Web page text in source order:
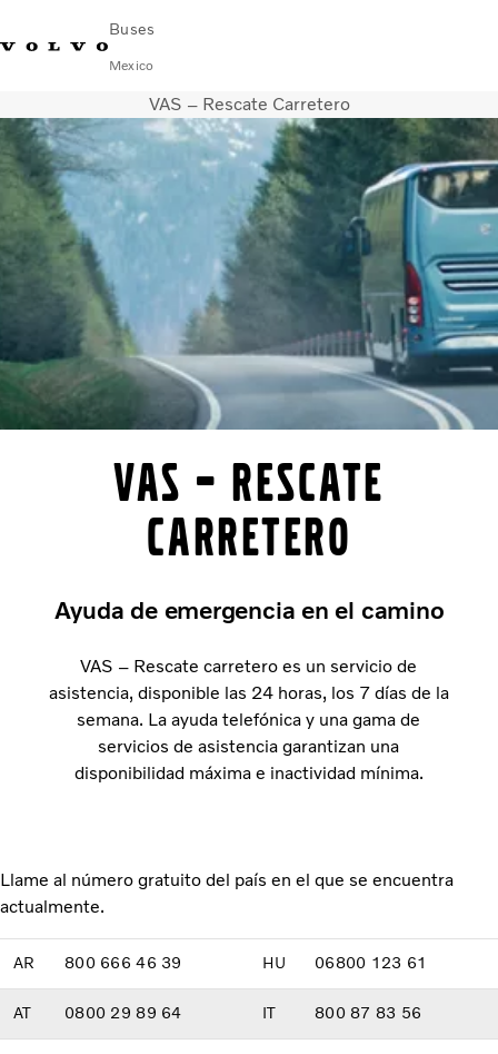
Buses
Mexico
Comuníquese con nosotroscentro de servicio
AUTOBUSES URBANOS E INTERURBANOS
AUTOBUSES FORÁNEOS
Servicios
¿Por qué Volvo?
NOTICIAS E HISTORIAS
VAS – Rescate Carretero
VAS – Rescate
Carretero
Ayuda de emergencia en el camino
VAS – Rescate carretero es un servicio de
asistencia, disponible las 24 horas, los 7 días de la
semana. La ayuda telefónica y una gama de
servicios de asistencia garantizan una
disponibilidad máxima e inactividad mínima.
Llame al número gratuito del país en el que se encuentra
actualmente.
AR 800 666 46 39 HU 06800 123 61
AT 0800 29 89 64 IT 800 87 83 56